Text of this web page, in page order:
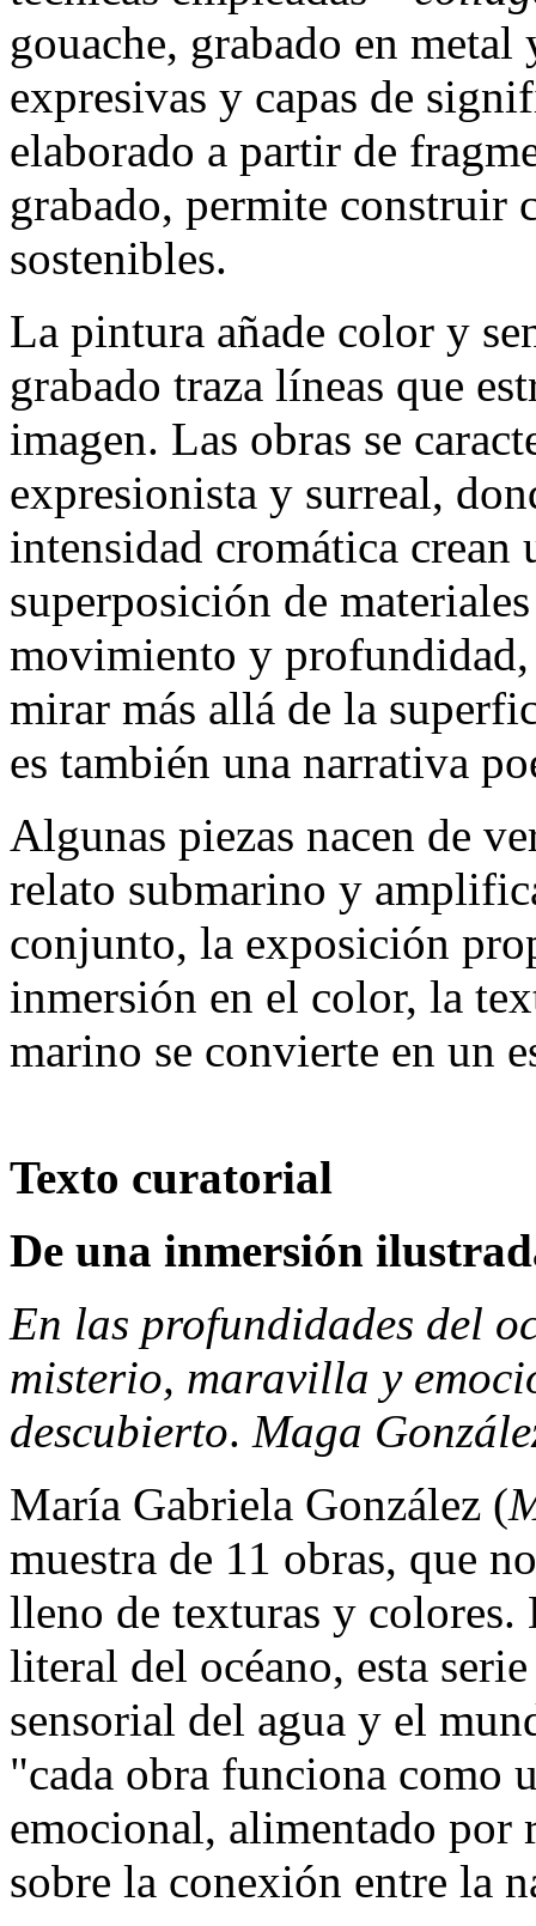
gouache, grabado en
expresivas y capas de
elaborado a partir de
grabado, permite construir
sostenibles.
La pintura añade color y
grabado traza líneas que
imagen. Las obras se
expresionista y surreal,
intensidad cromática
superposición de
movimiento y profundidad,
mirar más allá de la
es también una narrativa
Algunas piezas nacen de
relato submarino y
conjunto, la exposición
inmersión en el color, la
marino se convierte en un
Texto curatorial
De una inmersión
En las profundidades del
misterio, maravilla y
descubierto. Maga
María Gabriela González (
muestra de 11 obras, que
lleno de texturas y colores.
literal del océano, esta
sensorial del agua y el
"cada obra funciona como
emocional, alimentado por
sobre la conexión entre la